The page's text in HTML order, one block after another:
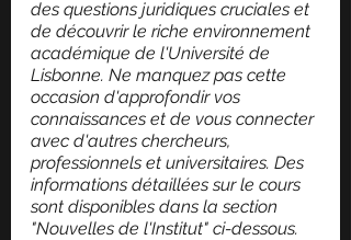
des questions juridiques cruciales et
de découvrir le riche environnement
académique de l'Université de
Lisbonne. Ne manquez pas cette
occasion d'approfondir vos
connaissances et de vous connecter
avec d'autres chercheurs,
professionnels et universitaires. Des
informations détaillées sur le cours
sont disponibles dans la section
"Nouvelles de l'Institut" ci-dessous.